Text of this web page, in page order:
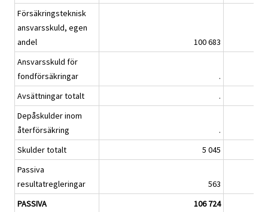
Försäkringsteknisk
ansvarsskuld, egen
andel
100 683
Ansvarsskuld för
fondförsäkringar
.
Avsättningar totalt
.
Depåskulder inom
återförsäkring
.
Skulder totalt
5 045
Passiva
resultatregleringar
563
PASSIVA
106 724